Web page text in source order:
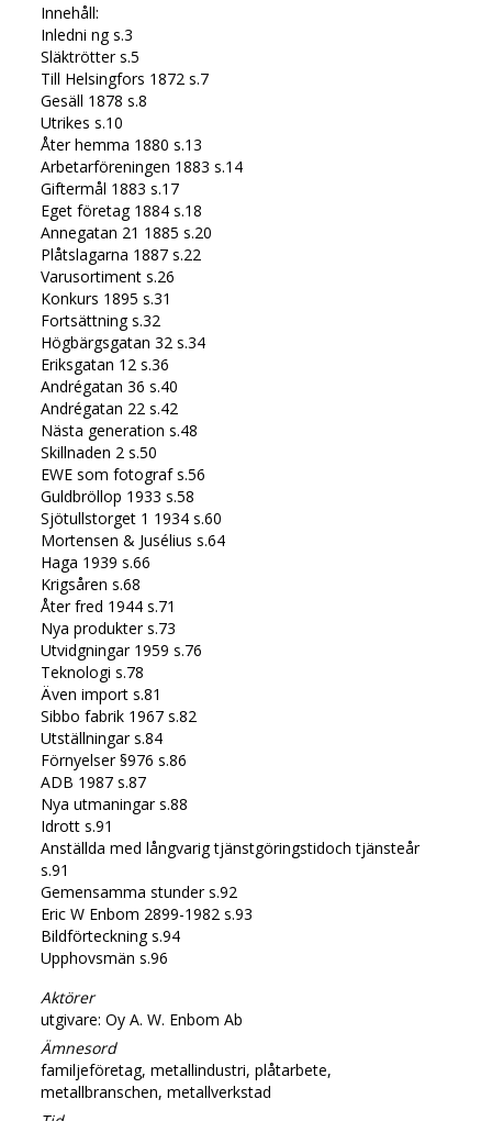
Innehåll:
Inledni ng s.3
Släktrötter s.5
Till Helsingfors 1872 s.7
Gesäll 1878 s.8
Utrikes s.10
Åter hemma 1880 s.13
Arbetarföreningen 1883 s.14
Giftermål 1883 s.17
Eget företag 1884 s.18
Annegatan 21 1885 s.20
Plåtslagarna 1887 s.22
Varusortiment s.26
Konkurs 1895 s.31
Fortsättning s.32
Högbärgsgatan 32 s.34
Eriksgatan 12 s.36
Andrégatan 36 s.40
Andrégatan 22 s.42
Nästa generation s.48
Skillnaden 2 s.50
EWE som fotograf s.56
Guldbröllop 1933 s.58
Sjötullstorget 1 1934 s.60
Mortensen & Jusélius s.64
Haga 1939 s.66
Krigsåren s.68
Åter fred 1944 s.71
Nya produkter s.73
Utvidgningar 1959 s.76
Teknologi s.78
Även import s.81
Sibbo fabrik 1967 s.82
Utställningar s.84
Förnyelser §976 s.86
ADB 1987 s.87
Nya utmaningar s.88
Idrott s.91
Anställda med långvarig tjänstgöringstidoch tjänsteår
s.91
Gemensamma stunder s.92
Eric W Enbom 2899-1982 s.93
Bildförteckning s.94
Upphovsmän s.96
Aktörer
utgivare: Oy A. W. Enbom Ab
Ämnesord
familjeföretag, metallindustri, plåtarbete,
metallbranschen, metallverkstad